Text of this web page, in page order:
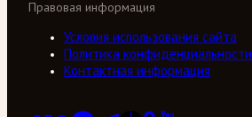
Правовая информация
Условия использования сайта
Политика конфиденциальности
Контактная информация